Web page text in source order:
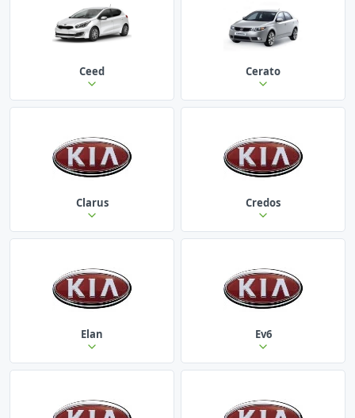
Ceed Cerato
Clarus Credos
Elan Ev6